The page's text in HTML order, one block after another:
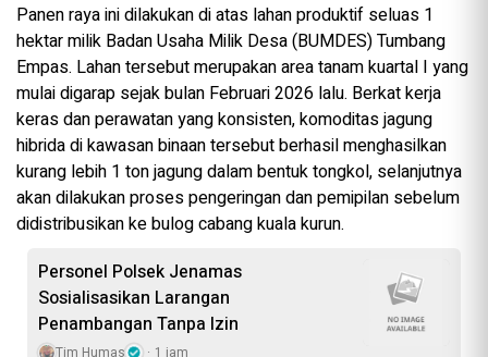
Panen raya ini dilakukan di atas lahan produktif seluas 1
hektar milik Badan Usaha Milik Desa (BUMDES) Tumbang
Empas. Lahan tersebut merupakan area tanam kuartal I yang
mulai digarap sejak bulan Februari 2026 lalu. Berkat kerja
keras dan perawatan yang konsisten, komoditas jagung
hibrida di kawasan binaan tersebut berhasil menghasilkan
kurang lebih 1 ton jagung dalam bentuk tongkol, selanjutnya
akan dilakukan proses pengeringan dan pemipilan sebelum
didistribusikan ke bulog cabang kuala kurun.
Personel Polsek Jenamas
Sosialisasikan Larangan
Penambangan Tanpa Izin
Tim Humas 1 jam